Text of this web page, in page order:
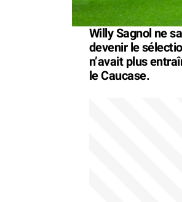
Willy Sagnol ne
devenir le
n’avait plus
le Caucase.